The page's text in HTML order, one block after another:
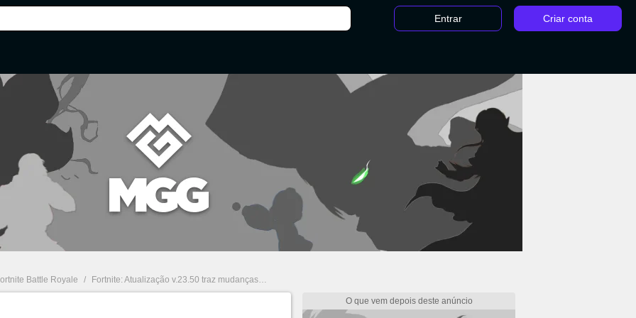
Entrar Criar conta
Battle Royale / Fortnite: Atualização v.23.50 traz mudanças para Modo Criativo, novas Tarefas Criptograma e mais